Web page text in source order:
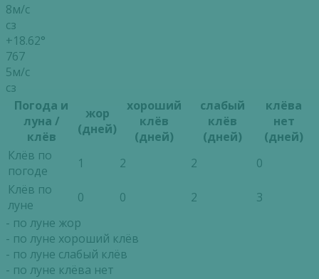
8м/с
сз
+18.62°
767
5м/с
сз
Погода и
луна /
клёв
жор
(дней)
хороший
клёв
(дней)
слабый
клёв
(дней)
клёва
нет
(дней)
Клёв по
погоде
1 2 2
0
Клёв по
луне
0 0 2
3
- по луне жор
- по луне хороший клёв
- по луне слабый клёв
- по луне клёва нет